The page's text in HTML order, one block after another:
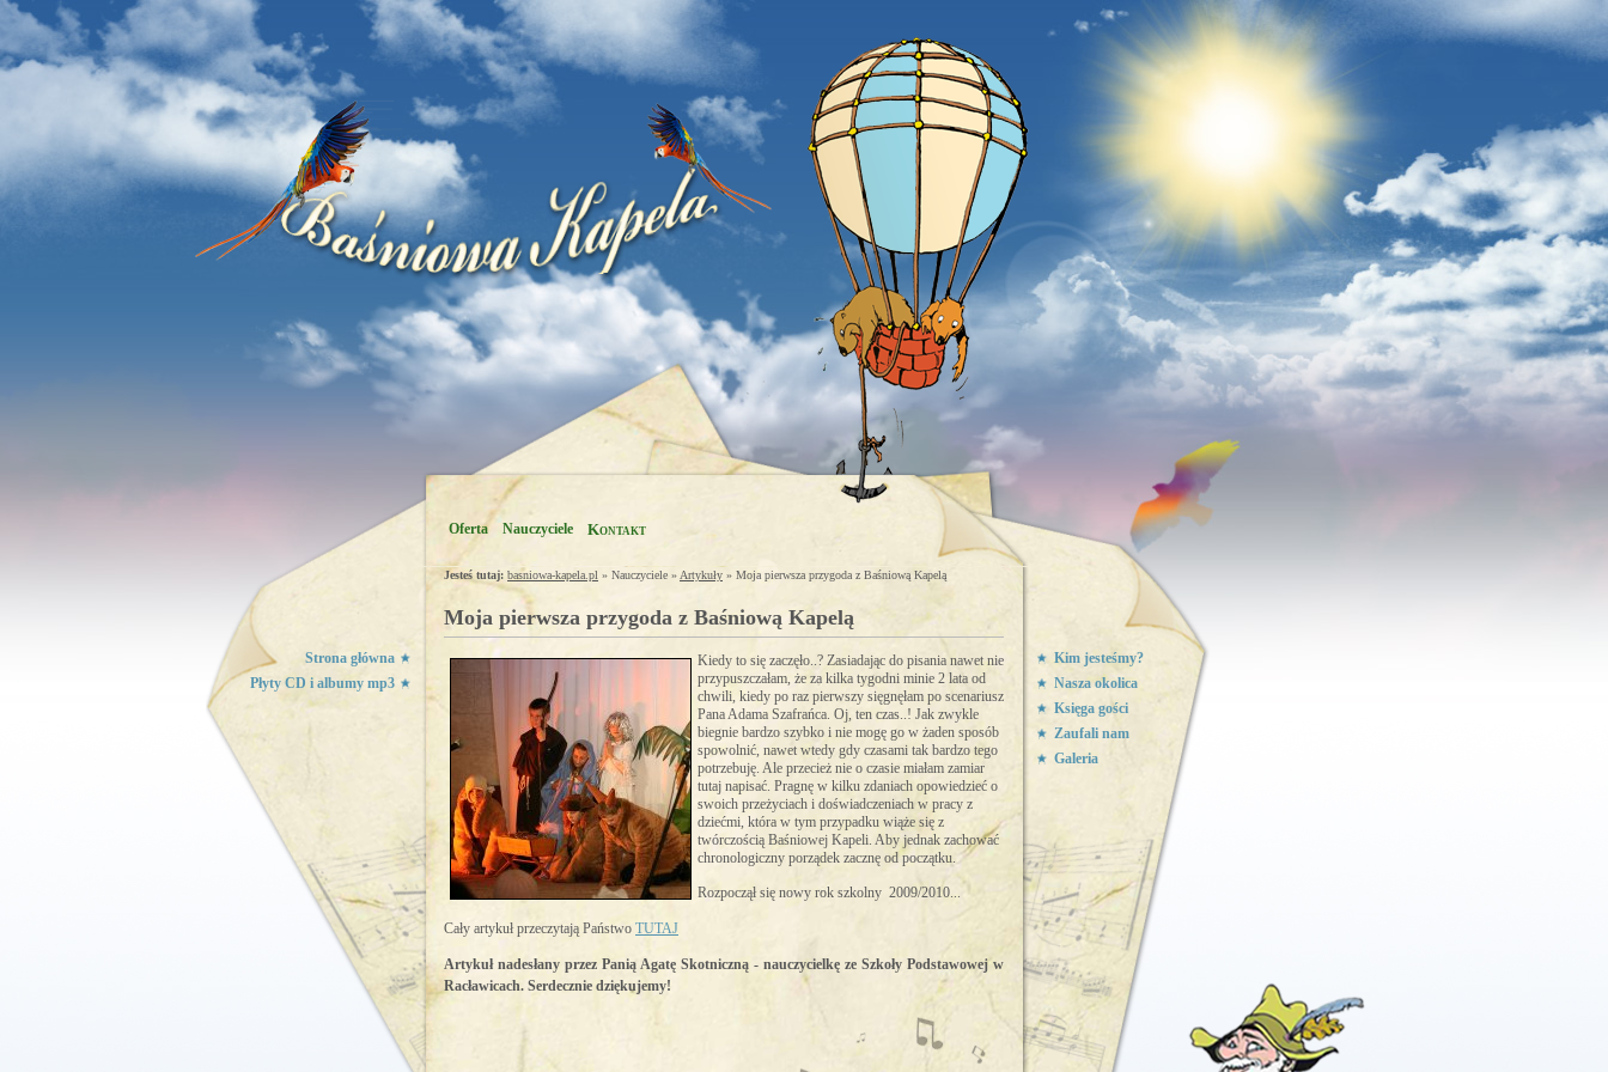
Oferta Nauczyciele Kontakt
Strona główna
Płyty CD i albumy mp3
Jesteś tutaj: basniowa-kapela.pl » Nauczyciele » Artykuły » Moja pierwsza przygoda z Baśniową Kapelą
Moja pierwsza przygoda z Baśniową Kapelą
Kiedy to się zaczęło..? Zasiadając do pisania nawet nie
przypuszczałam, że za kilka tygodni minie 2 lata od
chwili, kiedy po raz pierwszy sięgnęłam po scenariusz
Pana Adama Szafrańca. Oj, ten czas..! Jak zwykle
biegnie bardzo szybko i nie mogę go w żaden sposób
spowolnić, nawet wtedy gdy czasami tak bardzo tego
potrzebuję. Ale przecież nie o czasie miałam zamiar
tutaj napisać. Pragnę w kilku zdaniach opowiedzieć o
swoich przeżyciach i doświadczeniach w pracy z
dziećmi, która w tym przypadku wiąże się z
twórczością Baśniowej Kapeli. Aby jednak zachować
chronologiczny porządek zacznę od początku.
Rozpoczął się nowy rok szkolny 2009/2010...
Cały artykuł przeczytają Państwo TUTAJ
Artykuł nadesłany przez Panią Agatę Skotniczną - nauczycielkę ze Szkoły Podstawowej w
Racławicach. Serdecznie dziękujemy!
Kim jesteśmy?
Nasza okolica
Księga gości
Zaufali nam
Galeria